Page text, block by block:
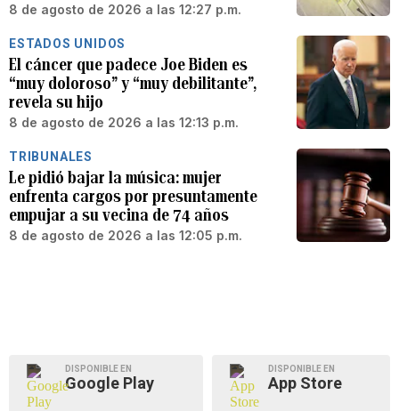
8 de agosto de 2026 a las 12:27 p.m.
ESTADOS UNIDOS
El cáncer que padece Joe Biden es
“muy doloroso” y “muy debilitante”,
revela su hijo
8 de agosto de 2026 a las 12:13 p.m.
TRIBUNALES
Le pidió bajar la música: mujer
enfrenta cargos por presuntamente
empujar a su vecina de 74 años
8 de agosto de 2026 a las 12:05 p.m.
DISPONIBLE EN
Google Play
DISPONIBLE EN
App Store